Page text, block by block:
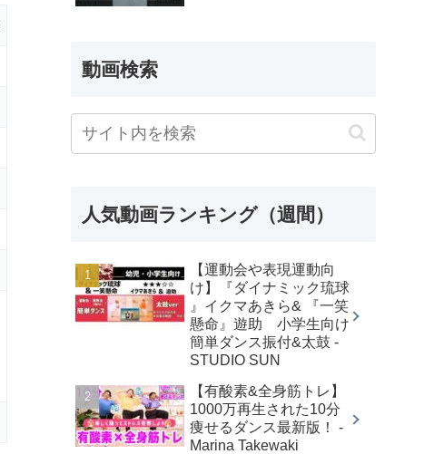
動画検索
人気動画ランキング（週間）
【運動会や表現運動向
け】『ダイナミック琉球
』イクマあきら& 『一笑
懸命』遊助 小学生向け
簡単ダンス振付&太鼓 -
STUDIO SUN
【有酸素&全身筋トレ】
1000万再生された10分
痩せるダンス最新版！ -
Marina Takewaki